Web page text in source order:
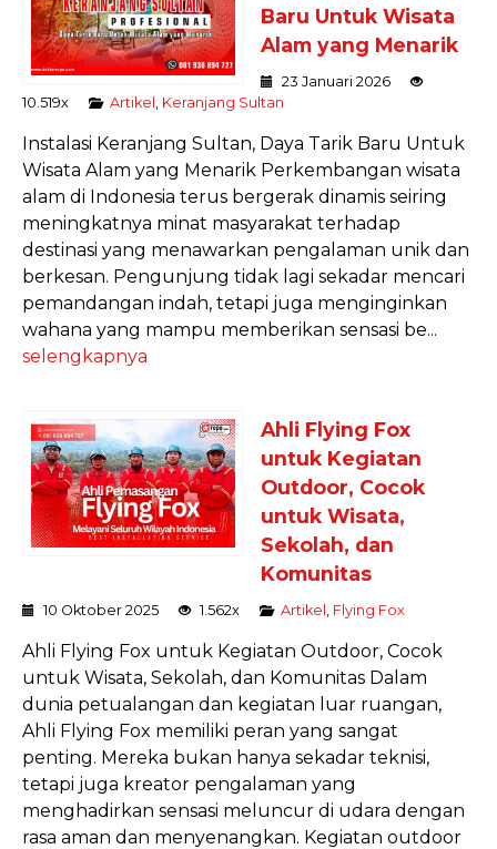
Baru Untuk Wisata
Alam yang Menarik
23 Januari 2026
10.519x
Artikel Keranjang Sultan
Instalasi Keranjang Sultan, Daya Tarik Baru Untuk
Wisata Alam yang Menarik Perkembangan wisata
alam di Indonesia terus bergerak dinamis seiring
meningkatnya minat masyarakat terhadap
destinasi yang menawarkan pengalaman unik dan
berkesan. Pengunjung tidak lagi sekadar mencari
pemandangan indah, tetapi juga menginginkan
wahana yang mampu memberikan sensasi be...
selengkapnya
Ahli Flying Fox
untuk Kegiatan
Outdoor, Cocok
untuk Wisata,
Sekolah, dan
Komunitas
10 Oktober 2025 1.562x Artikel Flying Fox
Ahli Flying Fox untuk Kegiatan Outdoor, Cocok
untuk Wisata, Sekolah, dan Komunitas Dalam
dunia petualangan dan kegiatan luar ruangan,
Ahli Flying Fox memiliki peran yang sangat
penting. Mereka bukan hanya sekadar teknisi,
tetapi juga kreator pengalaman yang
menghadirkan sensasi meluncur di udara dengan
rasa aman dan menyenangkan. Kegiatan outdoor